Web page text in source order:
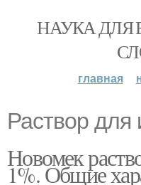
НАУКА ДЛЯ
главная
Раствор для
Новомек
1%. Общие